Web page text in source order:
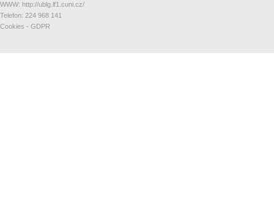
WWW: http://ublg.lf1.cuni.cz/
Telefon: 224 968 141
Cookies - GDPR